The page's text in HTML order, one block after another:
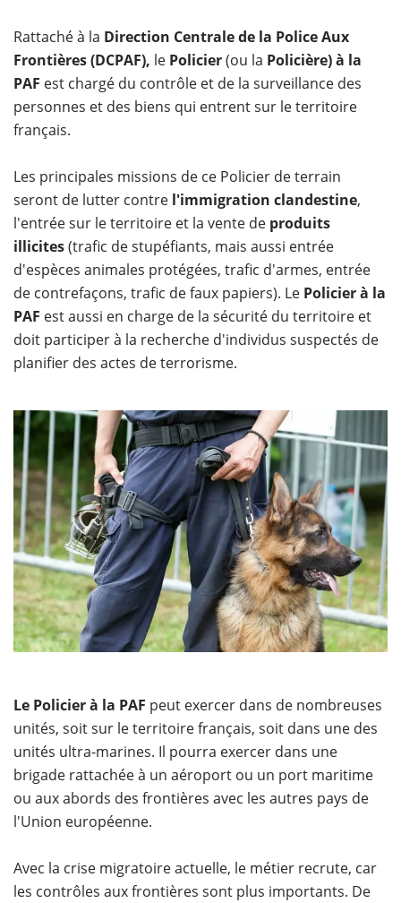
Rattaché à la Direction Centrale de la Police Aux
Frontières (DCPAF), le Policier(ou la Policière) à la
PAF est chargé du contrôle et de la surveillance des
personnes et des biens qui entrent sur le territoire
français.
Les principales missions de ce Policier de terrain
seront de lutter contre l'immigration clandestine,
l'entrée sur le territoire et la vente de produits
illicites(trafic de stupéfiants, mais aussi entrée
d'espèces animales protégées, trafic d'armes, entrée
de contrefaçons, trafic de faux papiers). Le Policier à la
PAF est aussi en charge de la sécurité du territoire et
doit participer à la recherche d'individus suspectés de
planifier des actes de terrorisme.
Le Policier à la PAF peut exercer dans de nombreuses
unités, soit sur le territoire français, soit dans une des
unités ultra-marines. Il pourra exercer dans une
brigade rattachée à un aéroport ou un port maritime
ou aux abords des frontières avec les autres pays de
l'Union européenne.
Avec la crise migratoire actuelle, le métier recrute, car
les contrôles aux frontières sont plus importants. De